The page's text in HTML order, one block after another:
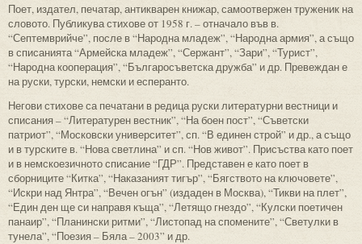
Поет, издател, печатар, антикварен книжар, самоотвержен труженик на
словото. Публикува стихове от 1958 г. – отначало във в.
“Септемврийче”, после в “Народна младеж”, “Народна армия”, а също
в списанията “Армейска младеж”, “Сержант”, “Зари”, “Турист”,
“Народна кооперация”, “Българосъветска дружба” и др. Превеждан е
на руски, турски, немски и есперанто.
Негови стихове са печатани в редица руски литературни вестници и
списания – “Литературен вестник”, “На боен пост”, “Съветски
патриот”, “Московски университет”, сп. “В единен строй” и др., а също
и в турските в. “Нова светлина” и сп. “Нов живот”. Присъства като поет
и в немскоезичното списание “ГДР”. Представен е като поет в
сборниците “Китка”, “Наказаният тигър”, “Бягството на ключовете”,
“Искри над Янтра”, “Вечен огън” (издаден в Москва), “Тикви на плет”,
“Един ден ще си направя къща”, “Летящо гнездо”, “Кулски поетичен
панаир”, “Планински ритми”, “Листопад на спомените”, “Светулки в
тунела”, “Поезия – Бяла – 2003” и др.